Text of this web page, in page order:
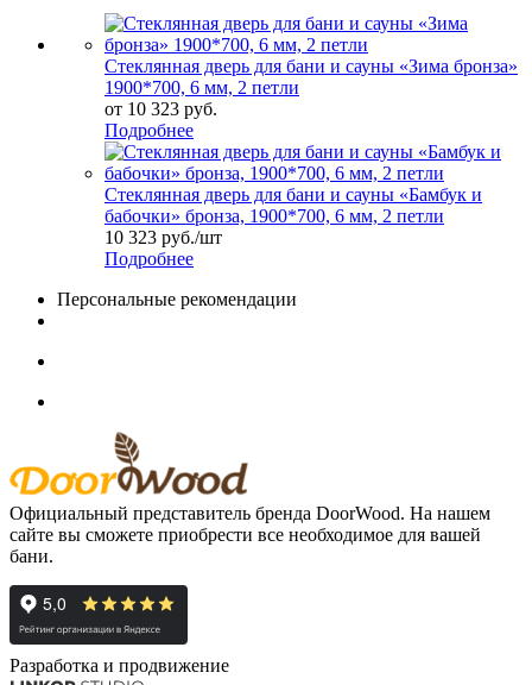
Стеклянная дверь для бани и сауны «Зима бронза»
1900*700, 6 мм, 2 петли
от 10 323 руб.
Подробнее
Стеклянная дверь для бани и сауны «Бамбук и
бабочки» бронза, 1900*700, 6 мм, 2 петли
10 323 руб./шт
Подробнее
Персональные рекомендации
Официальный представитель бренда DoorWood. На нашем
сайте вы сможете приобрести все необходимое для вашей
бани.
Разработка и продвижение